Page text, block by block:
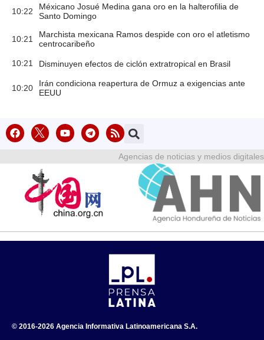
10:22
Méxicano Josué Medina gana oro en la halterofilia de
Santo Domingo
10:21
Marchista mexicana Ramos despide con oro el atletismo
centrocaribeño
10:21 Disminuyen efectos de ciclón extratropical en Brasil
10:20
Irán condiciona reapertura de Ormuz a exigencias ante
EEUU
Agencias de noticias y medios digitales
© 2016-2026 Agencia Informativa Latinoamericana S.A.